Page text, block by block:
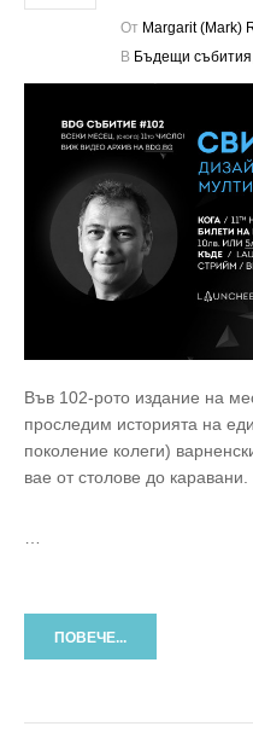
От Margarit (Mark)
В Бъдещи събития
Във 102-рото издание на
проследим историята на
поколение колеги)
вае от столове до
…
ПОВЕЧЕ...